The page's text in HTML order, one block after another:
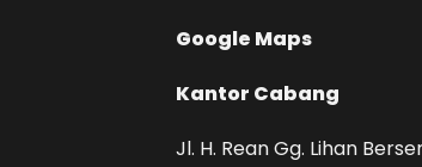
Google Maps
Kantor Cabang
Jl. H. Rean Gg. Lihan